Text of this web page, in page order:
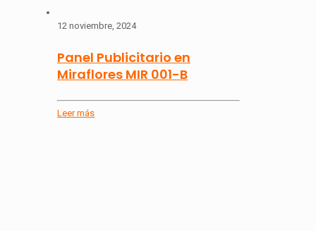
12 noviembre, 2024
Panel Publicitario en
Miraflores MIR 001-B
Leer más